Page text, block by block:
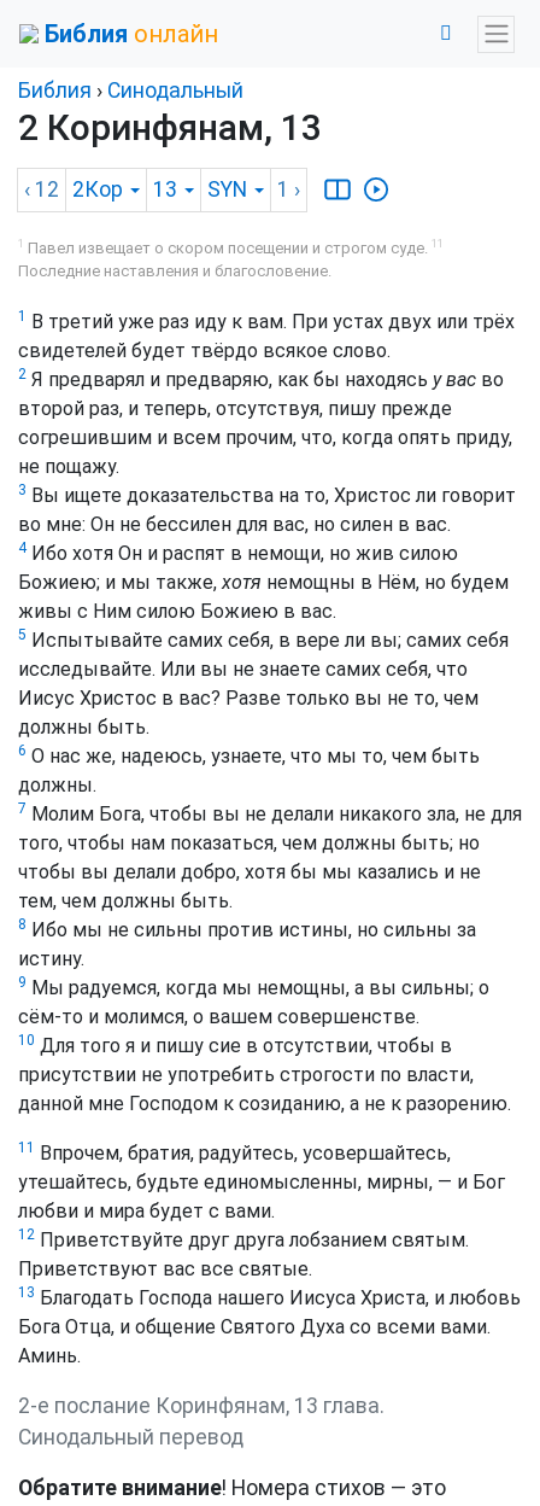
Библия онлайн
Библия › Синодальный
2 Коринфянам, 13
‹ 12 2Кор 13 SYN 1 ›
1 Павел извещает о скором посещении и строгом суде. 11
Последние наставления и благословение.
1 В третий уже раз иду к вам. При устах двух или трёх
свидетелей будет твёрдо всякое слово.
2 Я предварял и предваряю, как бы находясь у вас во
второй раз, и теперь, отсутствуя, пишу прежде
согрешившим и всем прочим, что, когда опять приду,
не пощажу.
3 Вы ищете доказательства на то, Христос ли говорит
во мне: Он не бессилен для вас, но силен в вас.
4Ибо хотя Он и распят в немощи, но жив силою
Божиею; и мы также, хотя немощны в Нём, но будем
живы с Ним силою Божиею в вас.
5 Испытывайте самих себя, в вере ли вы; самих себя
исследывайте. Или вы не знаете самих себя, что
Иисус Христос в вас? Разве только вы не то, чем
должны быть.
6 О нас же, надеюсь, узнаете, что мы то, чем быть
должны.
7 Молим Бога, чтобы вы не делали никакого зла, не для
того, чтобы нам показаться, чем должны быть; но
чтобы вы делали добро, хотя бы мы казались и не
тем, чем должны быть.
8 Ибо мы не сильны против истины, но сильны за
истину.
9 Мы радуемся, когда мы немощны, а вы сильны; о
сём-то и молимся, о вашем совершенстве.
10 Для того я и пишу сие в отсутствии, чтобы в
присутствии не употребить строгости по власти,
данной мне Господом к созиданию, а не к разорению.
11
Впрочем, братия, радуйтесь, усовершайтесь,
утешайтесь, будьте единомысленны, мирны, — и Бог
любви и мира будет с вами.
12 Приветствуйте друг друга лобзанием святым.
Приветствуют вас все святые.
13 Благодать Господа нашего Иисуса Христа, и любовь
Бога Отца, и общение Святого Духа со всеми вами.
Аминь.
2-е послание Коринфянам, 13 глава.
Синодальный перевод
Обратите внимание! Номера стихов — это